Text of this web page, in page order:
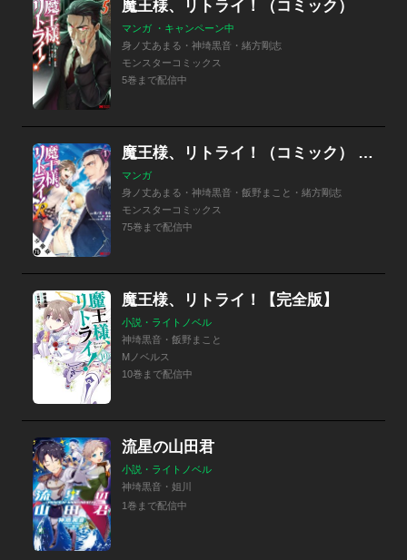
魔王様、リトライ！（コミック）
マンガ ・キャンペーン中
身ノ丈あまる・神埼黒音・緒方剛志
モンスターコミックス
5巻まで配信中
魔王様、リトライ！（コミック） 分冊版
マンガ
身ノ丈あまる・神埼黒音・飯野まこと・緒方剛志
モンスターコミックス
75巻まで配信中
魔王様、リトライ！【完全版】
小説・ライトノベル
神埼黒音・飯野まこと
Mノベルス
10巻まで配信中
流星の山田君
小説・ライトノベル
神埼黒音・姐川
1巻まで配信中